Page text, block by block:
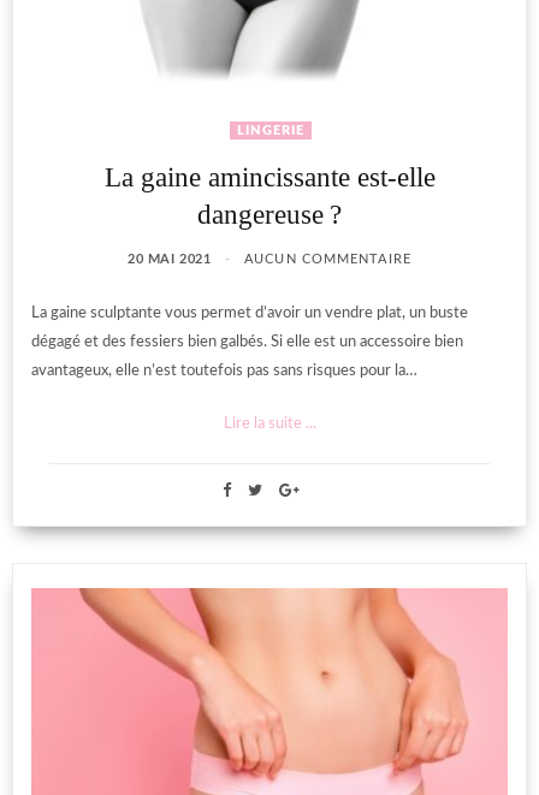
LINGERIE
La gaine amincissante est-elle
dangereuse ?
20 MAI 2021 AUCUN COMMENTAIRE
La gaine sculptante vous permet d’avoir un vendre plat, un buste
dégagé et des fessiers bien galbés. Si elle est un accessoire bien
avantageux, elle n’est toutefois pas sans risques pour la…
Lire la suite ...